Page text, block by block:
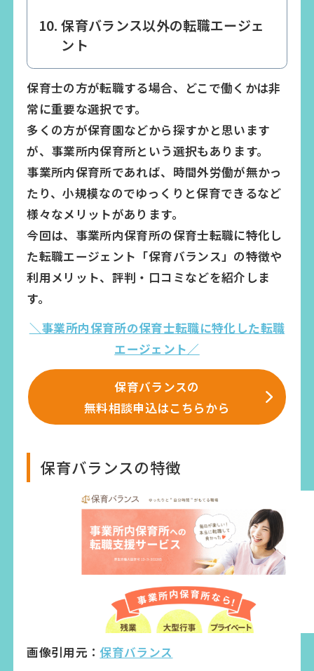
保育バランス以外の転職エージェ
ント
保育士の方が転職する場合、どこで働くかは非
常に重要な選択です。
多くの方が保育園などから探すかと思います
が、事業所内保育所という選択もあります。
事業所内保育所であれば、時間外労働が無かっ
たり、小規模なのでゆっくりと保育できるなど
様々なメリットがあります。
今回は、事業所内保育所の保育士転職に特化し
た転職エージェント「保育バランス」の特徴や
利用メリット、評判・口コミなどを紹介しま
す。
＼事業所内保育所の保育士転職に特化した転職
エージェント／
保育バランスの
無料相談申込はこちらから
保育バランスの特徴
画像引用元： 保育バランス